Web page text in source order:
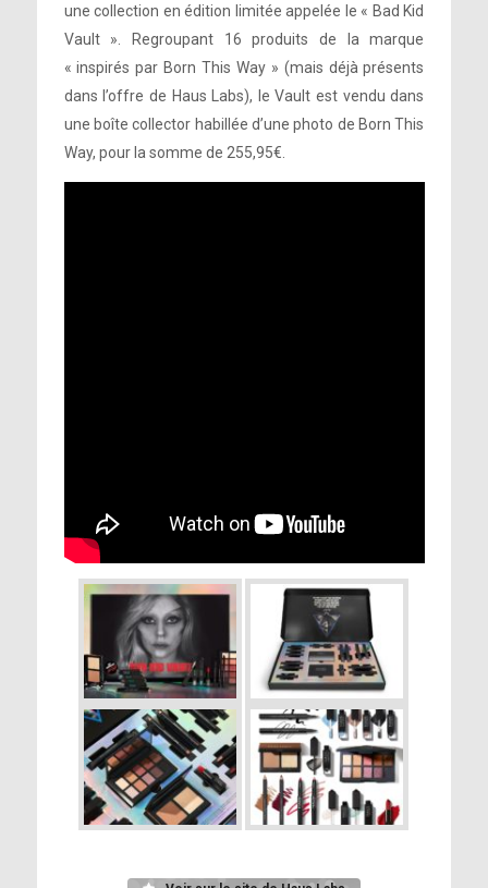
une collection en édition limitée appelée le « Bad Kid
Vault ». Regroupant 16 produits de la marque
« inspirés par Born This Way » (mais déjà présents
dans l’offre de Haus Labs), le Vault est vendu dans
une boîte collector habillée d’une photo de Born This
Way, pour la somme de 255,95€.